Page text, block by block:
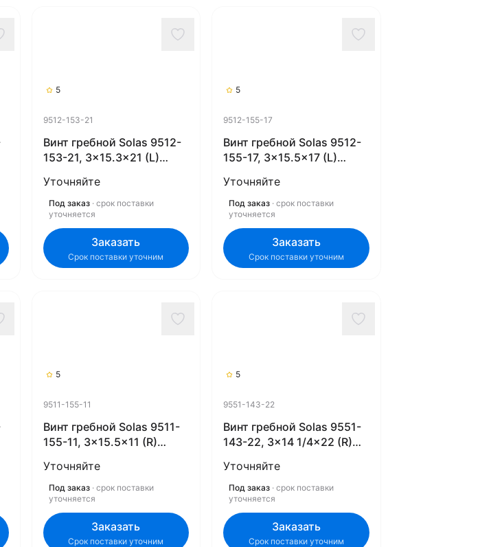
5
9512-153-21
Винт гребной Solas 9512-
153-21, 3x15.3x21 (L)
Уточняйте
Под заказ· срок поставки
уточняется
Заказать
Срок поставки уточним
5
9512-155-17
Винт гребной Solas 9512-
155-17, 3x15.5x17 (L)
Уточняйте
Под заказ · срок поставки
уточняется
Заказать
Срок поставки уточним
5
9511-155-11
Винт гребной Solas 9511-
155-11, 3x15.5x11 (R)
Уточняйте
Под заказ· срок поставки
уточняется
Заказать
Срок поставки уточним
5
9551-143-22
Винт гребной Solas 9551-
143-22, 3x14 1/4x22 (R)
Уточняйте
Под заказ · срок поставки
уточняется
Заказать
Срок поставки уточним